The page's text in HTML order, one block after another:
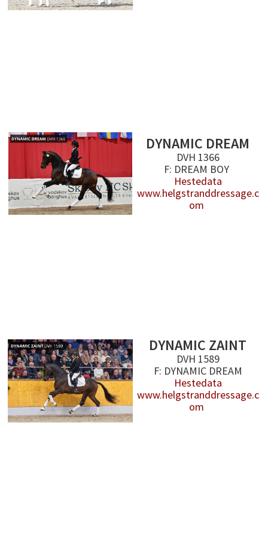
DYNAMIC DREAM
DVH 1366
F: DREAM BOY
Hestedata
www.helgstranddressage.c
om
DYNAMIC ZAINT
DVH 1589
F: DYNAMIC DREAM
Hestedata
www.helgstranddressage.c
om